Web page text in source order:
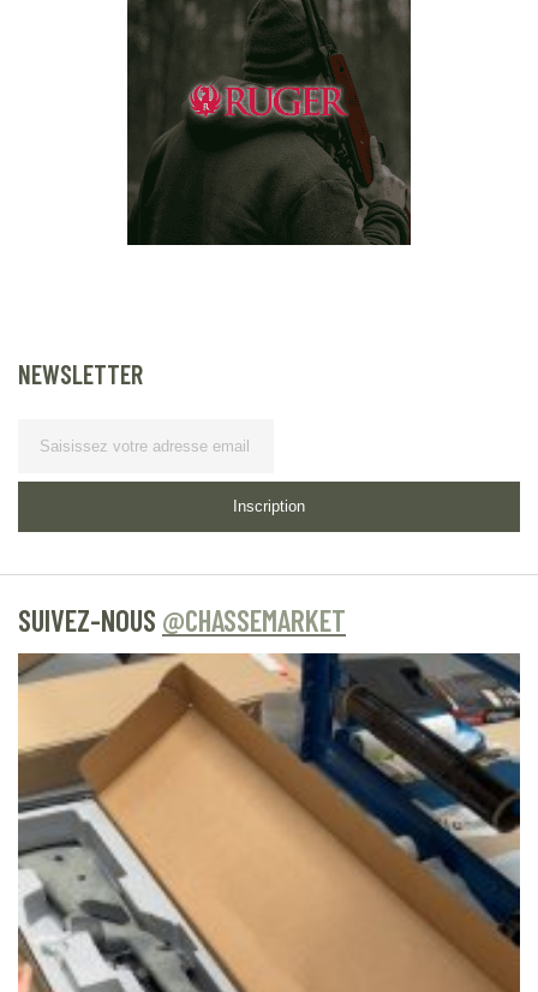
NEWSLETTER
Inscription
SUIVEZ-NOUS @CHASSEMARKET